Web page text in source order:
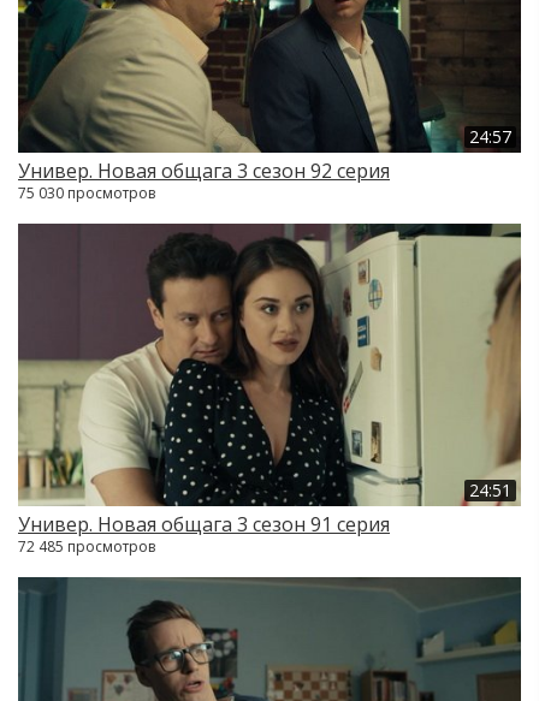
24:57
Универ. Новая общага 3 сезон 92 серия
75 030 просмотров
24:51
Универ. Новая общага 3 сезон 91 серия
72 485 просмотров